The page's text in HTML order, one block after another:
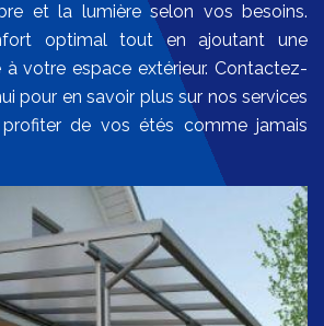
et la lumière selon vos besoins.
optimal tout en ajoutant une
votre espace extérieur. Contactez-
pour en savoir plus sur nos services
de vos étés comme jamais